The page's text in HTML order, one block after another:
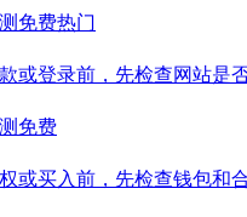
免费热门
或登录前，先检查网站是
免费
或买入前，先检查钱包和